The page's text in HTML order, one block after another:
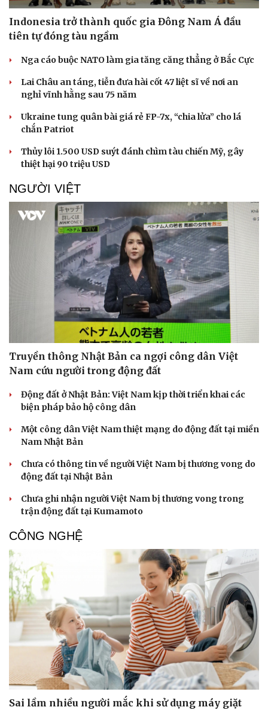
Thông tin doanh nghiệp
Doanh nghiệp 24h
Doanh nhân
Sành điệu
Tin Công nghệ
Chuyển đổi số
Indonesia trở thành quốc gia Đông Nam Á đầu
tiên tự đóng tàu ngầm
Nga cáo buộc NATO làm gia tăng căng thẳng ở Bắc Cực
Lai Châu an táng, tiễn đưa hài cốt 47 liệt sĩ về nơi an
nghỉ vĩnh hằng sau 75 năm
Ukraine tung quân bài giá rẻ FP-7x, “chia lửa” cho lá
chắn Patriot
Thủy lôi 1.500 USD suýt đánh chìm tàu chiến Mỹ, gây
thiệt hại 90 triệu USD
NGƯỜI VIỆT
Truyền thông Nhật Bản ca ngợi công dân Việt
Nam cứu người trong động đất
Động đất ở Nhật Bản: Việt Nam kịp thời triển khai các
biện pháp bảo hộ công dân
Một công dân Việt Nam thiệt mạng do động đất tại miền
Nam Nhật Bản
Chưa có thông tin về người Việt Nam bị thương vong do
động đất tại Nhật Bản
Chưa ghi nhận người Việt Nam bị thương vong trong
trận động đất tại Kumamoto
CÔNG NGHỆ
Sai lầm nhiều người mắc khi sử dụng máy giặt